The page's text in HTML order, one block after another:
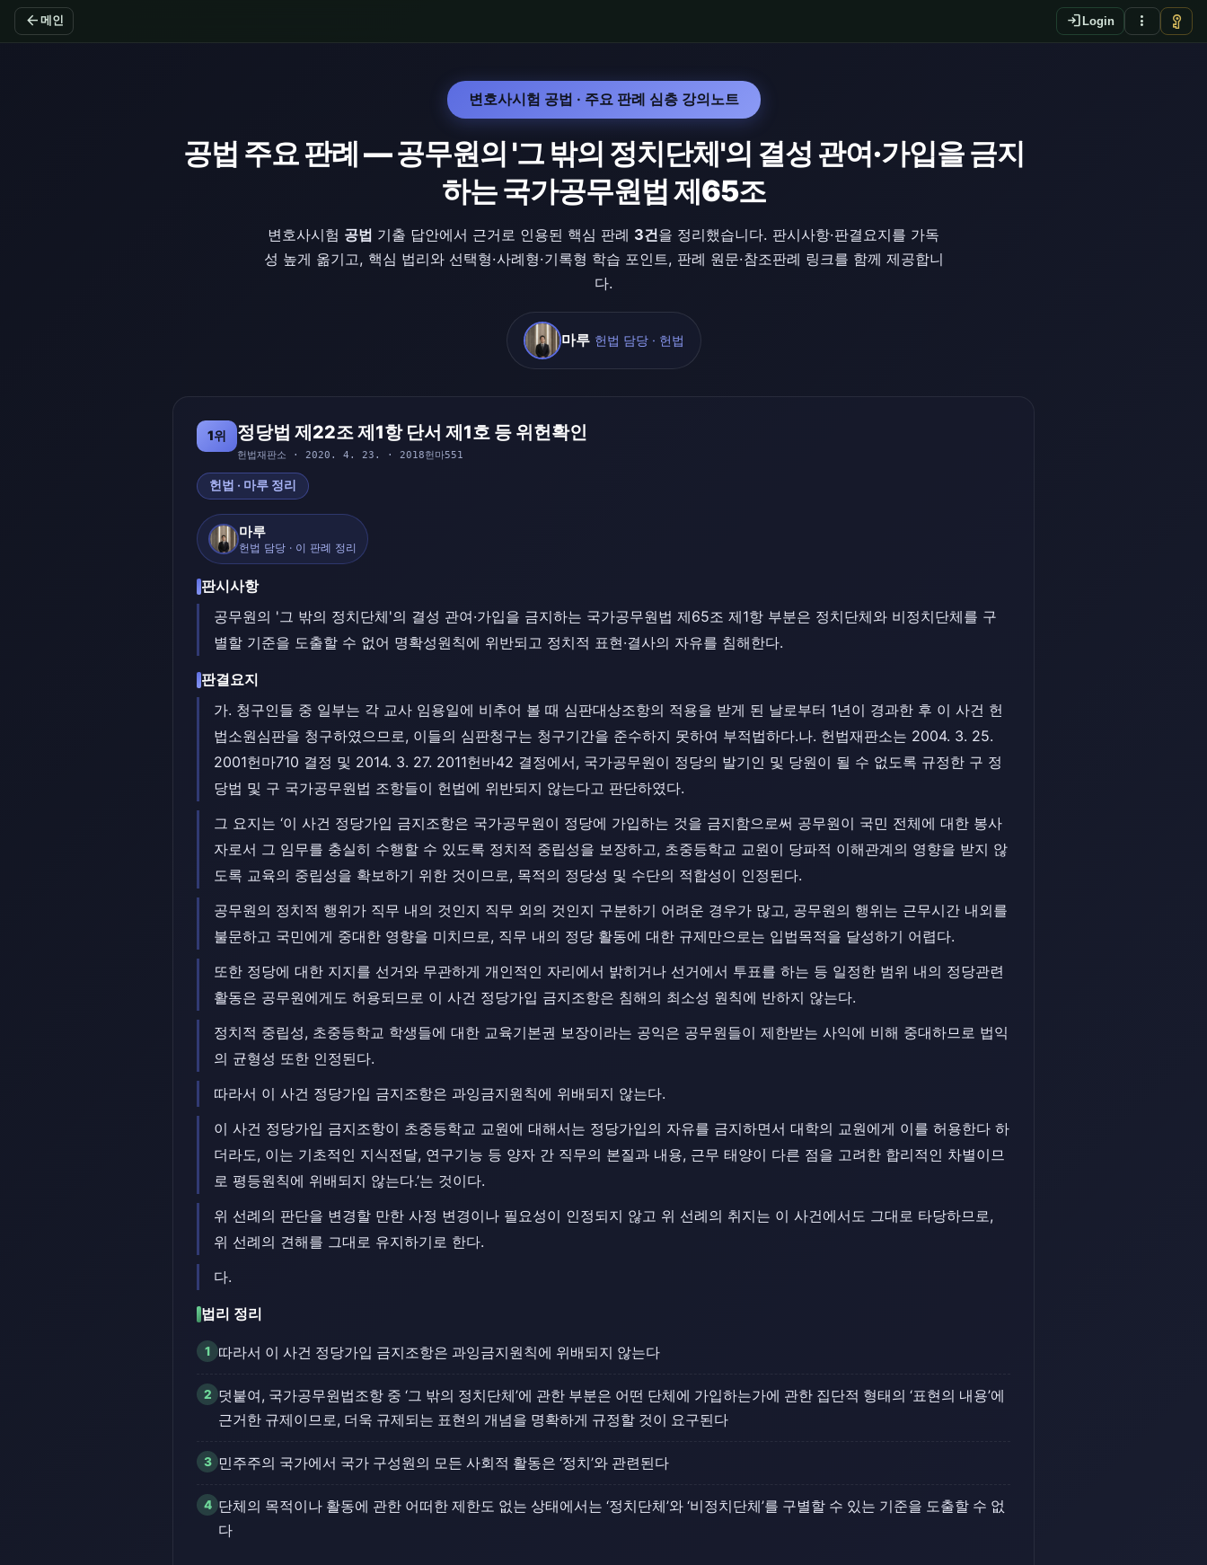
arrow_back 메인 login Login more_vert vpn_key
변호사시험 공법 · 주요 판례 심층 강의노트
공법 주요 판례 — 공무원의 '그 밖의 정치단체'의 결성 관여·가입을 금지
하는 국가공무원법 제65조
변호사시험 공법 기출 답안에서 근거로 인용된 핵심 판례 3건을 정리했습니다. 판시사항·판결요지를 가독
성 높게 옮기고, 핵심 법리와 선택형·사례형·기록형 학습 포인트, 판례 원문·참조판례 링크를 함께 제공합니
다.
마루 헌법 담당 · 헌법
1위 정당법 제22조 제1항 단서 제1호 등 위헌확인
헌법재판소 · 2020. 4. 23. · 2018헌마551
헌법 · 마루 정리
마루
헌법 담당 · 이 판례 정리
판시사항
공무원의 '그 밖의 정치단체'의 결성 관여·가입을 금지하는 국가공무원법 제65조 제1항 부분은 정치단체와 비정치단체를 구
별할 기준을 도출할 수 없어 명확성원칙에 위반되고 정치적 표현·결사의 자유를 침해한다.
판결요지
가. 청구인들 중 일부는 각 교사 임용일에 비추어 볼 때 심판대상조항의 적용을 받게 된 날로부터 1년이 경과한 후 이 사건 헌
법소원심판을 청구하였으므로, 이들의 심판청구는 청구기간을 준수하지 못하여 부적법하다.나. 헌법재판소는 2004. 3. 25.
2001헌마710 결정 및 2014. 3. 27. 2011헌바42 결정에서, 국가공무원이 정당의 발기인 및 당원이 될 수 없도록 규정한 구 정
당법 및 구 국가공무원법 조항들이 헌법에 위반되지 않는다고 판단하였다.
그 요지는 ‘이 사건 정당가입 금지조항은 국가공무원이 정당에 가입하는 것을 금지함으로써 공무원이 국민 전체에 대한 봉사
자로서 그 임무를 충실히 수행할 수 있도록 정치적 중립성을 보장하고, 초중등학교 교원이 당파적 이해관계의 영향을 받지 않
도록 교육의 중립성을 확보하기 위한 것이므로, 목적의 정당성 및 수단의 적합성이 인정된다.
공무원의 정치적 행위가 직무 내의 것인지 직무 외의 것인지 구분하기 어려운 경우가 많고, 공무원의 행위는 근무시간 내외를
불문하고 국민에게 중대한 영향을 미치므로, 직무 내의 정당 활동에 대한 규제만으로는 입법목적을 달성하기 어렵다.
또한 정당에 대한 지지를 선거와 무관하게 개인적인 자리에서 밝히거나 선거에서 투표를 하는 등 일정한 범위 내의 정당관련
활동은 공무원에게도 허용되므로 이 사건 정당가입 금지조항은 침해의 최소성 원칙에 반하지 않는다.
정치적 중립성, 초중등학교 학생들에 대한 교육기본권 보장이라는 공익은 공무원들이 제한받는 사익에 비해 중대하므로 법익
의 균형성 또한 인정된다.
따라서 이 사건 정당가입 금지조항은 과잉금지원칙에 위배되지 않는다.
이 사건 정당가입 금지조항이 초중등학교 교원에 대해서는 정당가입의 자유를 금지하면서 대학의 교원에게 이를 허용한다 하
더라도, 이는 기초적인 지식전달, 연구기능 등 양자 간 직무의 본질과 내용, 근무 태양이 다른 점을 고려한 합리적인 차별이므
로 평등원칙에 위배되지 않는다.’는 것이다.
위 선례의 판단을 변경할 만한 사정 변경이나 필요성이 인정되지 않고 위 선례의 취지는 이 사건에서도 그대로 타당하므로,
위 선례의 견해를 그대로 유지하기로 한다.
다.
법리 정리
1 따라서 이 사건 정당가입 금지조항은 과잉금지원칙에 위배되지 않는다
2 덧붙여, 국가공무원법조항 중 ‘그 밖의 정치단체’에 관한 부분은 어떤 단체에 가입하는가에 관한 집단적 형태의 ‘표현의 내용’에
근거한 규제이므로, 더욱 규제되는 표현의 개념을 명확하게 규정할 것이 요구된다
3 민주주의 국가에서 국가 구성원의 모든 사회적 활동은 ‘정치’와 관련된다
4 단체의 목적이나 활동에 관한 어떠한 제한도 없는 상태에서는 ‘정치단체’와 ‘비정치단체’를 구별할 수 있는 기준을 도출할 수 없
다